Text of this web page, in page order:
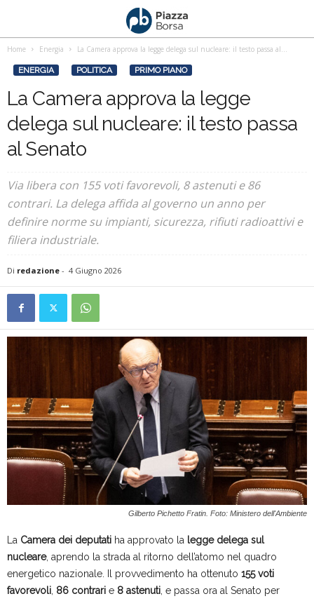
Home Energia La Camera approva la legge delega sul nucleare: il testo passa al...
ENERGIA POLITICA PRIMO PIANO
La Camera approva la legge
delega sul nucleare: il testo passa
al Senato
Via libera con 155 voti favorevoli, 8 astenuti e 86
contrari. La delega affida al governo un anno per
definire norme su impianti, sicurezza, rifiuti radioattivi e
filiera industriale.
Di redazione - 4 Giugno 2026
Gilberto Pichetto Fratin. Foto: Ministero dell'Ambiente
La Camera dei deputati ha approvato la legge delega sul
nucleare, aprendo la strada al ritorno dell’atomo nel quadro
energetico nazionale. Il provvedimento ha ottenuto 155 voti
favorevoli 86 contrari e 8 astenuti , e passa ora al Senato per